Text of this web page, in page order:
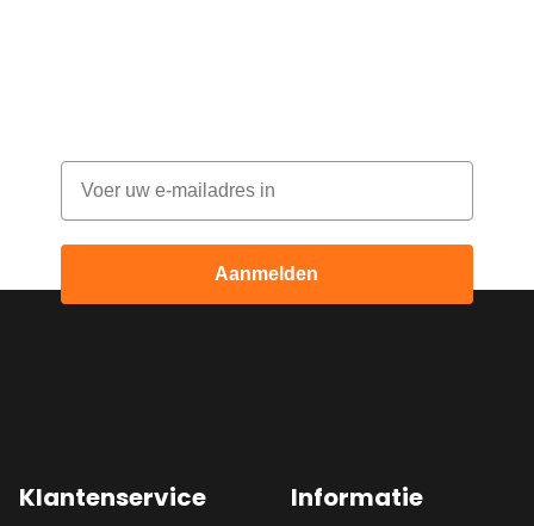
Email
Aanmelden
Klantenservice Informatie